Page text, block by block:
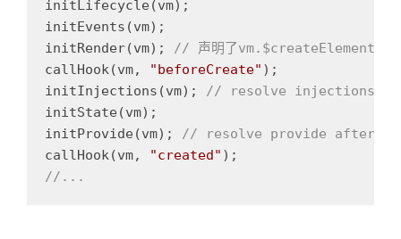
initLifecycle (vm);
initEvents (vm);
initRender(vm);
// 声明了vm.$createElement等
callHook(vm, "beforeCreate" );
initInjections (vm);
// resolve injections
initState (vm);
initProvide (vm);
// resolve provide after
callHook(vm, "created" );
//...